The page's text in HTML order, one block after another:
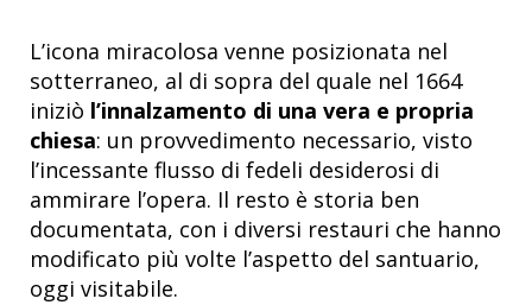
L’icona miracolosa venne posizionata nel
sotterraneo, al di sopra del quale nel 1664
iniziò l’innalzamento di una vera e propria
chiesa: un provvedimento necessario, visto
l’incessante flusso di fedeli desiderosi di
ammirare l’opera. Il resto è storia ben
documentata, con i diversi restauri che hanno
modificato più volte l’aspetto del santuario,
oggi visitabile.